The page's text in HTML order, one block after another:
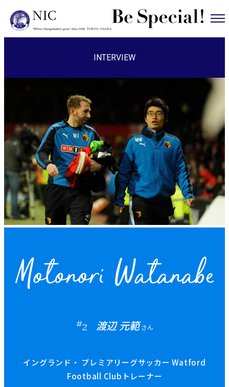
INTERVIEW
#2 渡辺 元範 さん
イングランド・ プレミアリーグサッカー Watford
Football Clubトレーナー